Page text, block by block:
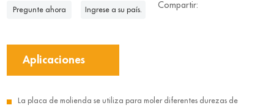
Pregunte ahora Ingrese a su país.
Compartir:
Aplicaciones
La placa de molienda se utiliza para moler diferentes durezas de